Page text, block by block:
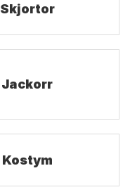
Skjortor
Jackorr
Kostym